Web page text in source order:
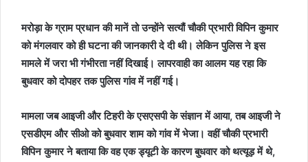
मरोड़ा के ग्राम प्रधान की मानें तो उन्होंने सत्यौं चौकी प्रभारी विपिन कुमार
को मंगलवार को ही घटना की जानकारी दे दी थी। लेकिन पुलिस ने इस
मामले में जरा भी गंभीरता नहीं दिखाई। लापरवाही का आलम यह रहा कि
बुधवार को दोपहर तक पुलिस गांव में नहीं गई।
मामला जब आइजी और टिहरी के एसएसपी के संज्ञान में आया, तब आइजी ने
एसडीएम और सीओ को बुधवार शाम को गांव में भेजा। वहीं चौकी प्रभारी
विपिन कुमार ने बताया कि वह एक ड्यूटी के कारण बुधवार को थत्यूड़ में थे,